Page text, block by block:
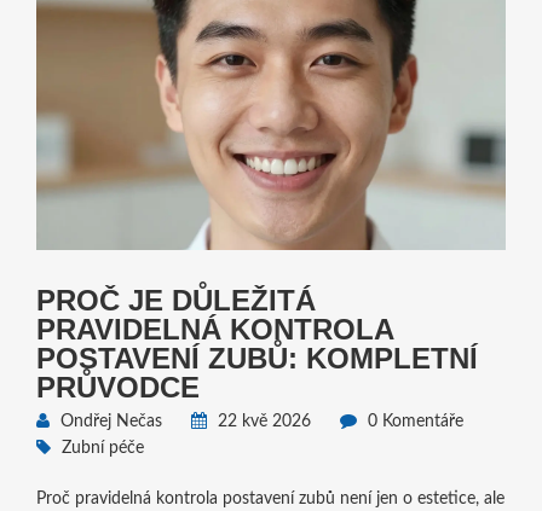
PROČ JE DŮLEŽITÁ
PRAVIDELNÁ KONTROLA
POSTAVENÍ ZUBŮ: KOMPLETNÍ
PRŮVODCE
Ondřej Nečas 22 kvě 2026
0 Komentáře
Zubní péče
Proč pravidelná kontrola postavení zubů není jen o estetice, ale